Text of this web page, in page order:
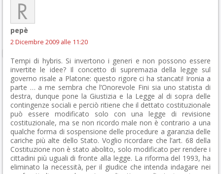
pepè
2 Dicembre 2009 alle 11:20
Tempi di hybris. Si invertono i generi e non possono essere
invertite le idee? Il concetto di supremazia della legge sul
governo risale a Platone: questo rigore ci ha stancati! Ironia a
parte … a me sembra che l’Onorevole Fini sia uno statista di
destra, dunque pone la Giustizia e la Legge al di sopra delle
contingenze sociali e perciò ritiene che il dettato costituzionale
può essere modificato solo con una legge di revisione
costituzionale, ma se non ricordo male non è contrario a una
qualche forma di sospensione delle procedure a garanzia delle
cariche più alte dello Stato. Voglio ricordare che l’art. 68 della
Costituzione non è stato abolito, solo modificato per rendere i
cittadini più uguali di fronte alla legge. La riforma del 1993, ha
eliminato la necessità, per il giudice che intenda indagare nei